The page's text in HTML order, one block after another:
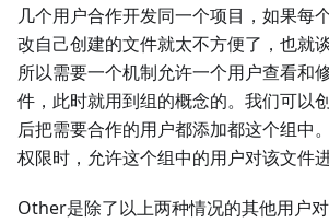
几个用户合作开发同一个项目，如果每
改自己创建的文件就太不方便了，也就
所以需要一个机制允许一个用户查看和
件，此时就用到组的概念的。我们可以
后把需要合作的用户都添加都这个组中
权限时，允许这个组中的用户对该文件
Other是除了以上两种情况的其他用户